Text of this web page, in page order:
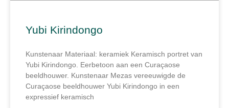
Yubi Kirindongo
Kunstenaar Materiaal: keramiek Keramisch portret van
Yubi Kirindongo. Eerbetoon aan een Curaçaose
beeldhouwer. Kunstenaar Mezas vereeuwigde de
Curaçaose beeldhouwer Yubi Kirindongo in een
expressief keramisch